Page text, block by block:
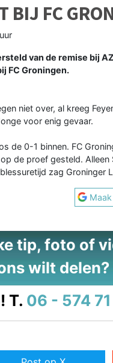
BIJ FC
van de remise bij
FC Groningen.
niet over, al kreeg
voor enig gevaar.
de 0-1 binnen. FC
de proef gesteld.
zag Groninger
tip, foto of
wilt delen?
T. 06 - 574